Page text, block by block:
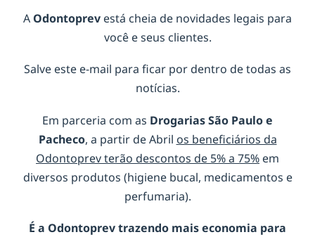
A Odontoprev está cheia de novidades legais para
você e seus clientes.
Salve este e-mail para ficar por dentro de todas as
notícias.
Em parceria com as Drogarias São Paulo e
Pacheco, a partir de Abril os beneficiários da
Odontoprev terão descontos de 5% a 75% em
diversos produtos (higiene bucal, medicamentos e
perfumaria).
É a Odontoprevtrazendo mais economia para